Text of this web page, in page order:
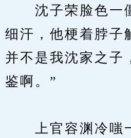
沈子荣脸色一
细汗，他梗着脖子
并不是我沈家之子
鉴啊。”
上官容渊冷嗤